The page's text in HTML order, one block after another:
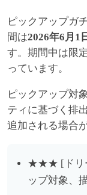
ピックアップガ
間は2026年6月1
す。期間中は限
っています。
ピックアップ対
ティに基づく排
追加される場合
★★★ [ドリ
ップ対象、